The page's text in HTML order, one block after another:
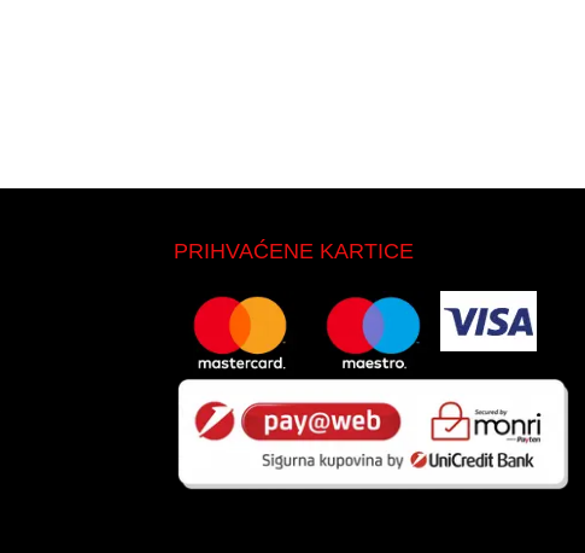
PRIHVAĆENE KARTICE